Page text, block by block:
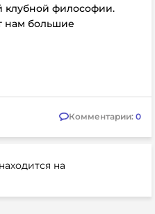
клубной философии.
нам большие
Комментарии: 0
на